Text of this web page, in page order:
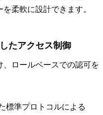
柔軟に設計できます。
たアクセス制御
ロールベースでの認可を
標準プロトコルによる